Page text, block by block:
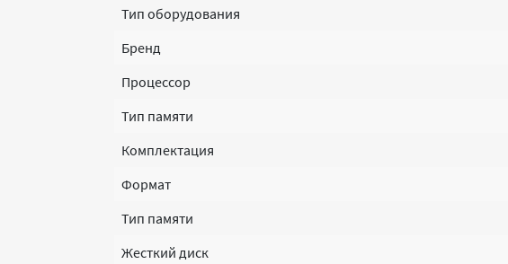
Тип оборудования
Бренд
Процессор
Тип памяти
Комплектация
Формат
Тип памяти
Жесткий диск